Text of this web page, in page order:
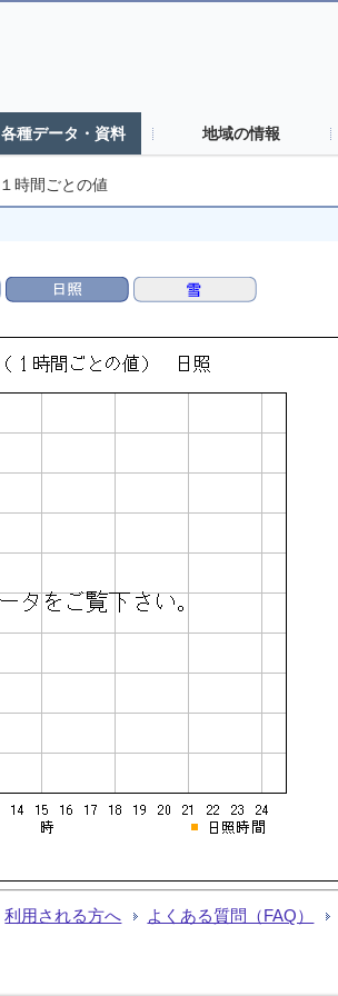
各種データ・資料 地域の情報
１時間ごとの値
利用される方へ よくある質問（FAQ）